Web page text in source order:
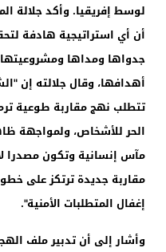
لوسط إفريقيا. وأكد جلالة
أن أي استراتيجية هادفة
جدواها ومداها
أهدافها، وقال جلالته إن
تتطلب نهج مقاربة طوعية
الحر للأشخاص، ولمواجهة
مآس إنسانية وتكون مصدرا
مقاربة جديدة ترتكز على
إغفال المتطلبات الأمنية".
وأشار إلى أن تدبير ملف